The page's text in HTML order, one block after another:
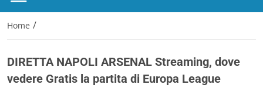
Home /
DIRETTA NAPOLI ARSENAL Streaming, dove
vedere Gratis la partita di Europa League